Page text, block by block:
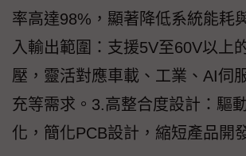
率高達98%，顯著降低系統能耗
入輸出範圍：支援5V至60V以上
壓，靈活對應車載、工業、AI伺
充等需求。3.高整合度設計：驅
化，簡化PCB設計，縮短產品開